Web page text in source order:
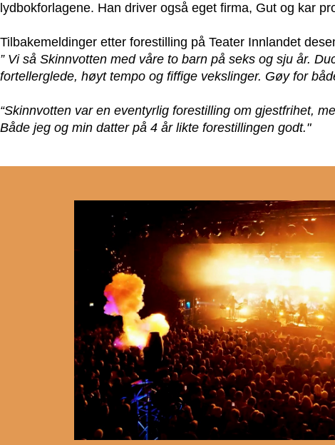
lydbokforlagene. Han driver også eget firma, Gut og kar
Tilbakemeldinger etter forestilling på Teater Innlandet
” Vi så Skinnvotten med våre to barn på seks og sju år.
fortellerglede, høyt tempo og fiffige vekslinger. Gøy for
“Skinnvotten var en eventyrlig forestilling om gjestfrihet,
Både jeg og min datter på 4 år likte forestillingen godt."